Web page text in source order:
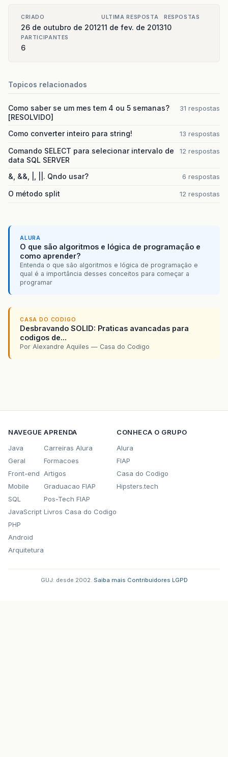
CRIADO
26 de outubro de 2012
ULTIMA RESPOSTA
11 de fev. de 2013
RESPOSTAS
10
PARTICIPANTES
6
Topicos relacionados
Como saber se um mes tem 4 ou 5 semanas?
[RESOLVIDO]
31 respostas
Como converter inteiro para string! 13 respostas
Comando SELECT para selecionar intervalo de
data SQL SERVER
12 respostas
&, &&, |, ||. Qndo usar? 6 respostas
O método split 12 respostas
ALURA
O que são algoritmos e lógica de programação e
como aprender?
Entenda o que são algoritmos e lógica de programação e
qual é a importância desses conceitos para começar a
programar
CASA DO CODIGO
Desbravando SOLID: Praticas avancadas para
codigos de...
Por Alexandre Aquiles — Casa do Codigo
NAVEGUE
Java
Geral
Front-end
Mobile
SQL
JavaScript
PHP
Android
Arquitetura
APRENDA
Carreiras Alura
Formacoes
Artigos
Graduacao FIAP
Pos-Tech FIAP
Livros Casa do Codigo
CONHECA O GRUPO
Alura
FIAP
Casa do Codigo
Hipsters.tech
GUJ: desde 2002. Saiba mais Contribuidores LGPD